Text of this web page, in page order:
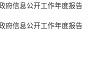
府信息公开工作年度报告
府信息公开工作年度报告